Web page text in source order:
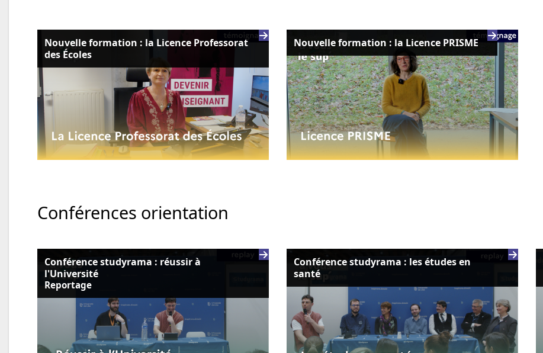
Nouvelle formation : la Licence Professorat
des Écoles
Nouvelle formation : la Licence PRISME
Conférences orientation
Conférence studyrama : réussir à
l'Université
Reportage
Conférence studyrama : les études en
santé